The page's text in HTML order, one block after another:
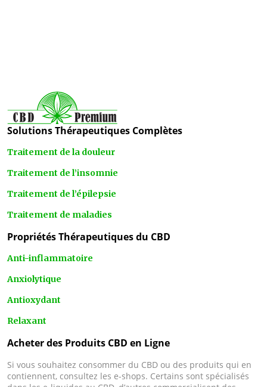
Solutions Thérapeutiques Complètes
Traitement de la douleur
Traitement de l’insomnie
Traitement de l’épilepsie
Traitement de maladies
Propriétés Thérapeutiques du CBD
Anti-inflammatoire
Anxiolytique
Antioxydant
Relaxant
Acheter des Produits CBD en Ligne
Si vous souhaitez consommer du CBD ou des produits qui en
contiennent, consultez les e-shops. Certains sont spécialisés